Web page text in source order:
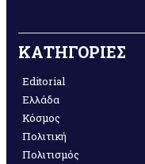
ΚΑΤΗΓΟΡΙΕΣ
Editorial
Ελλάδα
Κόσμος
Πολιτική
Πολιτισμός